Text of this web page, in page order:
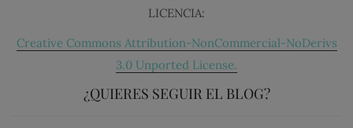
LICENCIA:
Creative Commons Attribution-NonCommercial-NoDerivs
3.0 Unported License.
¿QUIERES SEGUIR EL BLOG?